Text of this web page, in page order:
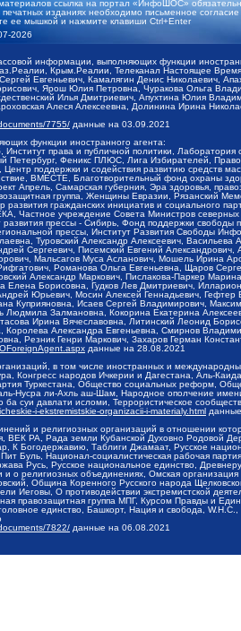
ссылка на портал «ИнфоШОС»
изданиях необходимо письменное
ее мышкой и нажмите клавиши Ctrl+Enter
2026
информации, выполняющих функции
Крым.Реалии, Телеканал Настоящее
Евгеньевич, Камалягин Денис Николаевич,
Ярош Юлия Петровна, Чуракова Ольга
Илья Дмитриевич, Апухтина Юлия
Алеся Алексеевна, Долинина Ирина
7755/ данные на 03.09.2021
функции иностранного агента:
права и публичной политики,
Петербург, Феникс ПЛЮС, Лига Избирателей,
поддержки и содействия развитию средств
ВМЕСТЕ, Благотворительный фонд охраны
Апрель, Самарская губерния, Эра здоровья,
группа, Женщины Евразии, Рязанский
развития гражданских инициатив и социального
учреждение Совета Министров северных
прессы - Сибирь, Фонд поддержки
прессы, Институт Развития Свободы
Туровский Александр Алексеевич,
Сергеевич, Писемский Евгений
Мальсагов Муса Асланович, Мошель Ирина
Романова Ольга Евгеньевна, Щаров
Александр Маркович, Пислакова-Паркер
Елена Борисовна, Гудков Лев Дмитриевич,
Юрьевич, Мосин Алексей Геннадьевич,
Куприяновна, Исаев Сергей Владимирович,
Людмила Залмановна, Кокорина Екатерина
Ирина Вячеславовна, Литинский Леонид
Королева Александра Евгеньевна, Смирнов
Резник Генри Маркович, Захаров Герман
данные на 28.08.2021
в том числе иностранных и
Конгресс народов Ичкерии и Дагестана, Аль-
Туркестана, Общество социальных реформ,
Нусра ли-Ахль аш-Шам, Народное ополчение
ба суи давлати исломи, Террористическое
i-ekstremistskie-organizacii-i-materialy.html
и религиозных организаций в отношении
ВЕК РА, Рада земли Кубанской Духовно Родовой
К Богодержавию, Таблиги Джамаат, Русское
Буль, Национал-социалистическая рабочая
Русь, Русское национальное единство,
и о религиозных объединениях, Омская
Община Коренного Русского народа
Иеговы, О противодействии экстремистской
правозащитная группа МПГ, Курсом Правды и
единство, Башкорт, Нация и свобода,
7822/ данные на 06.08.2021